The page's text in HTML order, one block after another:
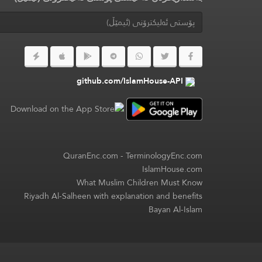
github.com/IslamHouse-API
QuranEnc.com-TerminologyEnc.com
IslamHouse.com
What Muslim Children Must Know
Riyadh Al-Salheen with explanation and benefits
Bayan Al-Islam